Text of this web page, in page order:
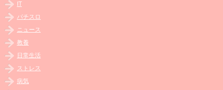
IT
パチスロ
ニュース
教養
日常生活
ストレス
病気